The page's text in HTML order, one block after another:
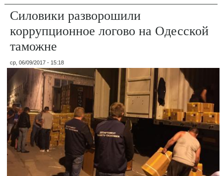
Силовики разворошили
коррупционное логово на Одесской
таможне
ср, 06/09/2017 - 15:18